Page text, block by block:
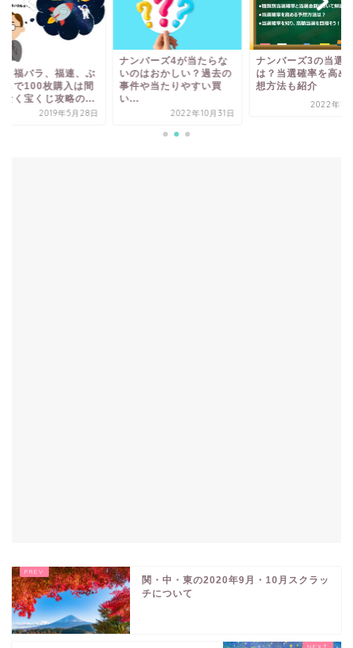
！福バラ、福連、ぶ
しで100枚購入は間
なく宝くじ攻略の...
2019年5月28日
ナンバーズ4が当たらな
いのはおかしい？過去の
事件や当たりやすい買
い...
2022年10月31日
ナンバーズ3の当選
は？当選確率を高め
想方法も紹介
2022年1
関・中・東の2020年9月・10月スクラッ
チについて